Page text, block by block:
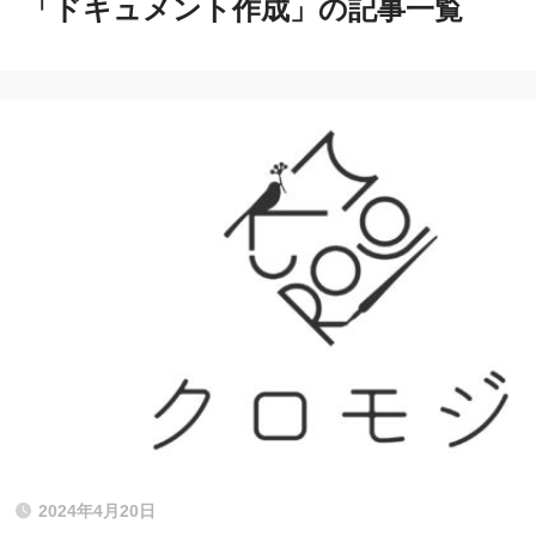
「ドキュメント作成」の記事一覧
2024年4月20日